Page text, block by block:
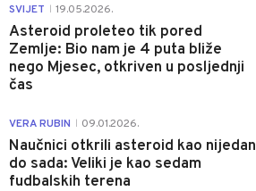
SVIJET 19.05.2026.
Asteroid proleteo tik pored
Zemlje: Bio nam je 4 puta bliže
nego Mjesec, otkriven u posljednji
čas
VERA RUBIN 09.01.2026.
Naučnici otkrili asteroid kao nijedan
do sada: Veliki je kao sedam
fudbalskih terena